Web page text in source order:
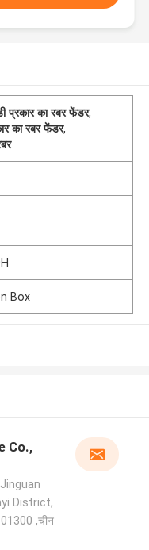
प्रकार का रबर फेंडर,
का रबर फेंडर,
Box
Co.,
District,
,चीन